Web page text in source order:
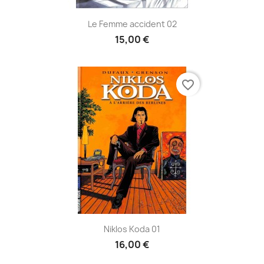
Le Femme accident 02
15,00 €
Niklos Koda 01
16,00 €
favorite_border